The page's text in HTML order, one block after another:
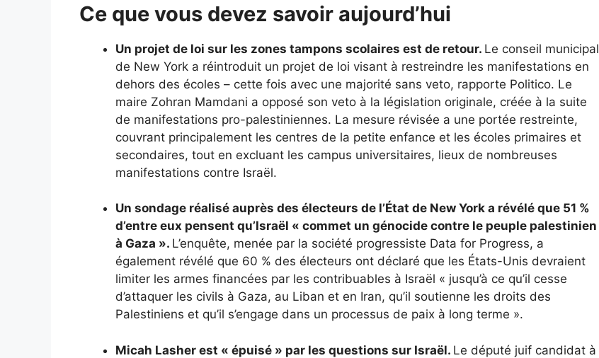
Ce que vous devez savoir aujourd’hui
Un projet de loi sur les zones tampons scolaires est de retour. Le conseil municipal
de New York a réintroduit un projet de loi visant à restreindre les manifestations en
dehors des écoles – cette fois avec une majorité sans veto, rapporte Politico. Le
maire Zohran Mamdani a opposé son veto à la législation originale, créée à la suite
de manifestations pro-palestiniennes. La mesure révisée a une portée restreinte,
couvrant principalement les centres de la petite enfance et les écoles primaires et
secondaires, tout en excluant les campus universitaires, lieux de nombreuses
manifestations contre Israël.
Un sondage réalisé auprès des électeurs de l’État de New York a révélé que 51 %
d’entre eux pensent qu’Israël « commet un génocide contre le peuple palestinien
à Gaza ». L’enquête, menée par la société progressiste Data for Progress, a
également révélé que 60 % des électeurs ont déclaré que les États-Unis devraient
limiter les armes financées par les contribuables à Israël « jusqu’à ce qu’il cesse
d’attaquer les civils à Gaza, au Liban et en Iran, qu’il soutienne les droits des
Palestiniens et qu’il s’engage dans un processus de paix à long terme ».
Micah Lasher est « épuisé » par les questions sur Israël. Le député juif candidat à